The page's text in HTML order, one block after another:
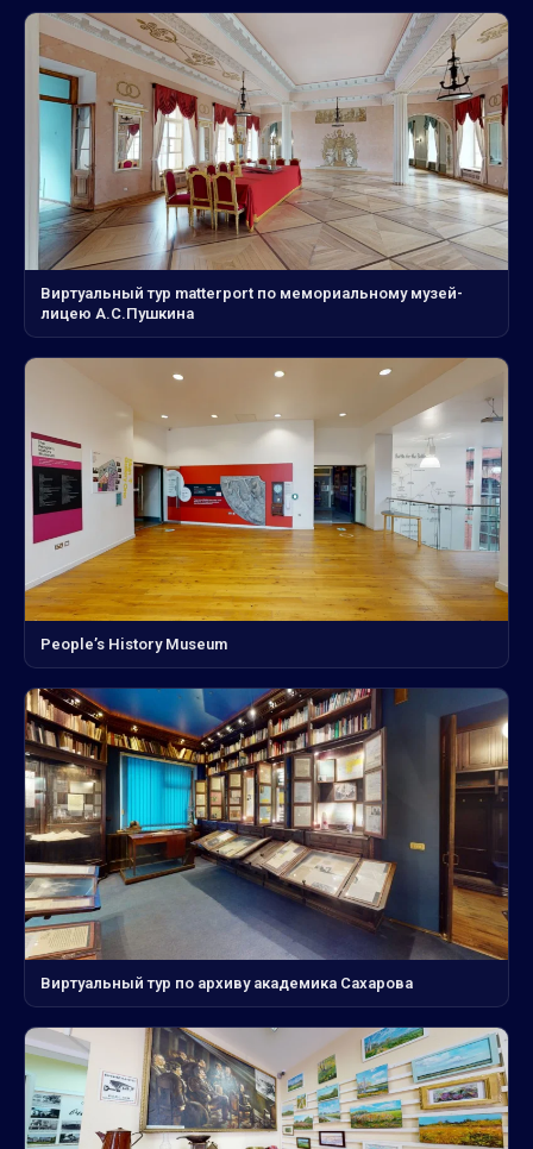
Виртуальный тур matterport по мемориальному музей-
лицею А.С.Пушкина
People’s History Museum
Виртуальный тур по архиву академика Сахарова